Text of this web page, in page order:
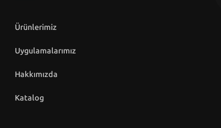
Ürünlerimiz
Uygulamalarımız
Hakkımızda
Katalog